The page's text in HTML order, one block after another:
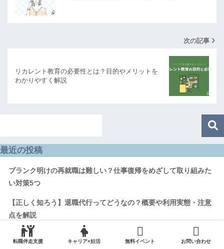
次の記事
リカレント教育の必要性とは？目的やメリットを
わかりやすく解説
最近の投稿
ブランク明けの再就職は難しい？仕事復帰をめざして取り組みた
い対策5つ
【正しく知ろう】退職代行ってどうなの？概要や利用実態・注意
点を解説
【仕事辞めたい】転職したいけど何がしたいかわからない｜20代
転職伴走支援 キャリア×妊活 無料イベント お問い合わせ